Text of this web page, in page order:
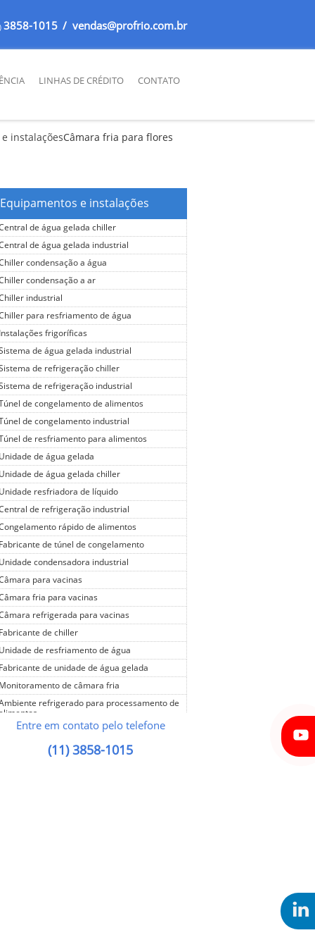
3858-1015 / vendas@profrio.com.br
LINHAS DE CRÉDITO CONTATO
instalaçõesCâmara fria para flores
Equipamentos e instalações
de água gelada chiller
de água gelada industrial
condensação a água
condensação a ar
industrial
para resfriamento de água
Instalações frigoríficas
de água gelada industrial
de refrigeração chiller
de refrigeração industrial
de congelamento de alimentos
de congelamento industrial
de resfriamento para alimentos
Unidade de água gelada
Unidade de água gelada chiller
Unidade resfriadora de líquido
de refrigeração industrial
rápido de alimentos
Fabricante de túnel de congelamento
Unidade condensadora industrial
para vacinas
fria para vacinas
refrigerada para vacinas
Fabricante de chiller
Unidade de resfriamento de água
Fabricante de unidade de água gelada
Monitoramento de câmara fria
refrigerado para processamento de
alimentos
Câmara de congelamento
Câmara de congelamento rápido
Entre em contato pelo telefone
(11) 3858-1015